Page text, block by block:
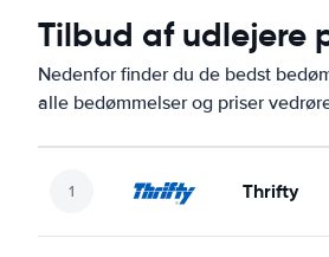
Tilbud af udlejere
Nedenfor finder du de bedst
alle bedømmelser og priser
Thrifty